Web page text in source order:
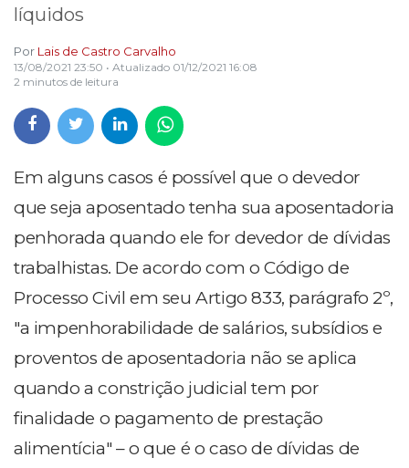
líquidos
Por Lais de Castro Carvalho
13/08/2021 23:50 • Atualizado 01/12/2021 16:08
2 minutos de leitura
Em alguns casos é possível que o devedor
que seja aposentado tenha sua aposentadoria
penhorada quando ele for devedor de dívidas
trabalhistas. De acordo com o Código de
Processo Civil em seu Artigo 833, parágrafo 2º,
"a impenhorabilidade de salários, subsídios e
proventos de aposentadoria não se aplica
quando a constrição judicial tem por
finalidade o pagamento de prestação
alimentícia" – o que é o caso de dívidas de